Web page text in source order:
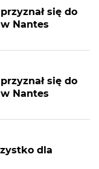
się do
Nantes
się do
Nantes
dla